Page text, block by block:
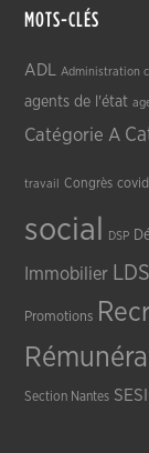
MOTS-CLÉS
ADL Administration
agents de l'état
Catégorie A
travail Congrès
social
DSP
Immobilier LDS
Promotions
Section Nantes